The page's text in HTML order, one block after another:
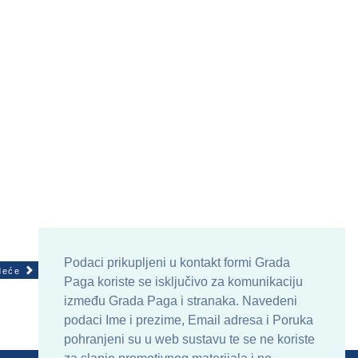
Podaci prikupljeni u kontakt formi Grada
Paga koriste se isključivo za komunikaciju
između Grada Paga i stranaka. Navedeni
podaci Ime i prezime, Email adresa i Poruka
pohranjeni su u web sustavu te se ne koriste